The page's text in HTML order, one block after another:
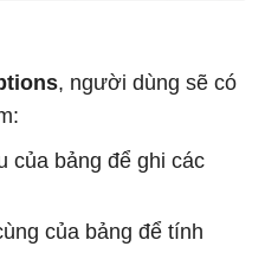
, người dùng sẽ có
của bảng để ghi các
của bảng để tính